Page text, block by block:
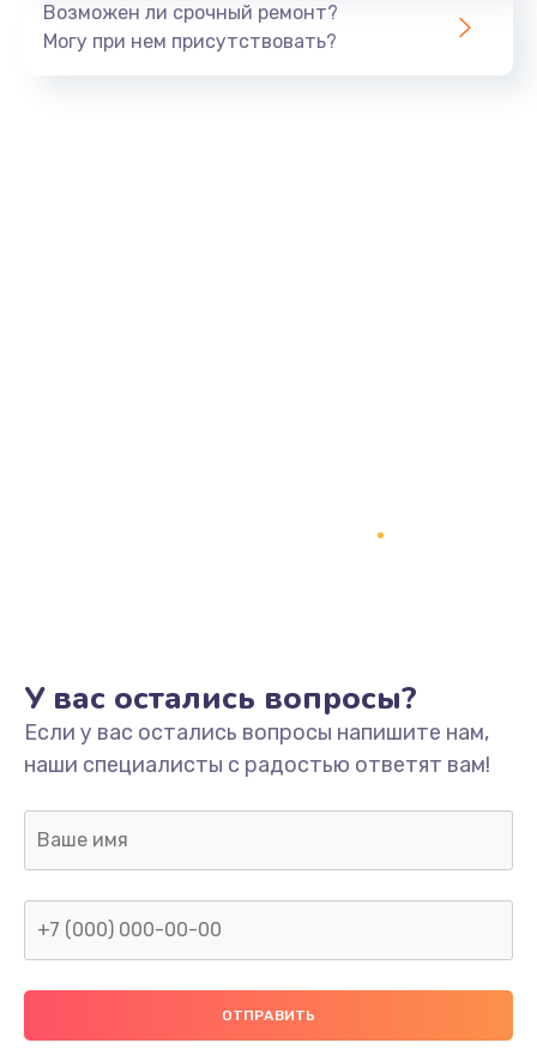
820 руб.
Ремонт кнопки
550 руб.
Заказать
370 руб.
Заказать
Замена датчиков
580 руб.
Заказать
Возможен ли срочный ремонт?
Могу при нем присутствовать?
У вас остались вопросы?
Если у вас остались вопросы напишите нам,
наши специалисты с радостью ответят вам!